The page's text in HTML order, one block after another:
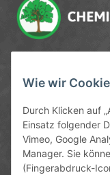
Wie wir
Durch Klicken auf
Einsatz folgender
Vimeo, Google
Manager. Sie
(Fingerabdruck-
Service-Hotline
09372 / 70 80 90
Mo-Fr, 09:00-
Hinter den
63906 Erlenbach